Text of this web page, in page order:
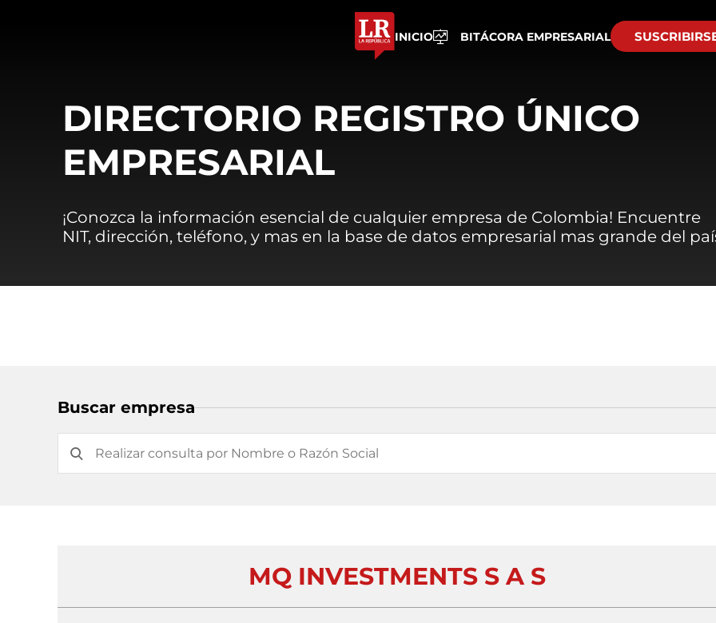
INICIO BITÁCORA EMPRESARIAL
DIRECTORIO REGISTRO ÚNICO
EMPRESARIAL
¡Conozca la información esencial de cualquier empresa de Colombia! Encuentre
NIT, dirección, teléfono, y mas en la base de datos empresarial mas grande del
Buscar empresa
MQ INVESTMENTS S A S